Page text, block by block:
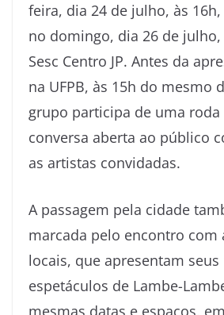
feira, dia 24 de julho, às 16h,
no domingo, dia 26 de julho,
Sesc Centro JP. Antes da
na UFPB, às 15h do mesmo
grupo participa de uma roda
conversa aberta ao público
as artistas convidadas.
A passagem pela cidade
marcada pelo encontro com
locais, que apresentam
espetáculos de Lambe-